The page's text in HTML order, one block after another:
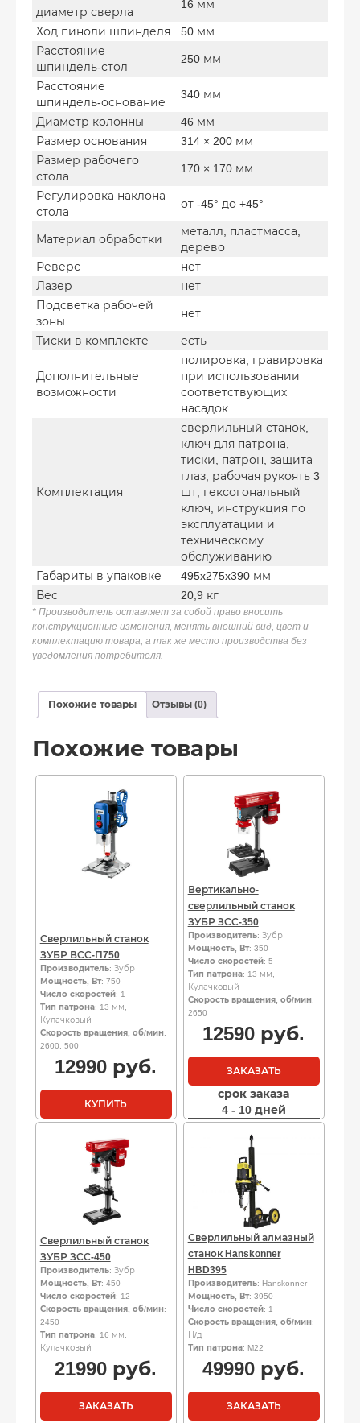
диаметр сверла
16 мм
Ход пиноли шпинделя
50 мм
Расстояние
шпиндель-стол
250 мм
Расстояние
шпиндель-основание
340 мм
Диаметр колонны
46 мм
Размер основания
314 × 200 мм
Размер рабочего
стола
170 × 170 мм
Регулировка наклона
стола
от -45° до +45°
Материал обработки
металл, пластмасса,
дерево
Реверс
нет
Лазер
нет
Подсветка рабочей
зоны
нет
Тиски в комплекте есть
Дополнительные
возможности
полировка, гравировка
при использовании
соответствующих
насадок
Комплектация
сверлильный станок,
ключ для патрона,
тиски, патрон, защита
глаз, рабочая рукоять 3
шт, гексогональный
ключ, инструкция по
эксплуатации и
техническому
обслуживанию
Габариты в упаковке
495x275x390 мм
Вес
20,9 кг
* Производитель оставляет за собой право вносить
конструкционные изменения, менять внешний вид, цвет и
комплектацию товара, а так же место производства без
уведомления потребителя.
Похожие товары Отзывы (0)
Похожие товары
Сверлильный станок
ЗУБР ВСС-П750
Производитель: Зубр
Мощность, Вт: 750
Число скоростей: 1
Тип патрона: 13 мм,
Кулачковый
Скорость вращения, об/мин:
2600, 500
12990 руб.
КУПИТЬ
Вертикально-
сверлильный станок
ЗУБР ЗСС-350
Производитель: Зубр
Мощность, Вт: 350
Число скоростей: 5
Тип патрона: 13 мм,
Кулачковый
Скорость вращения, об/мин:
2650
12590 руб.
ЗАКАЗАТЬ
срок заказа
4 - 10 дней
Сверлильный станок
ЗУБР ЗСС-450
Производитель: Зубр
Мощность, Вт: 450
Число скоростей: 12
Скорость вращения, об/мин:
2450
Тип патрона: 16 мм,
Кулачковый
21990 руб.
ЗАКАЗАТЬ
Сверлильный алмазный
станок Hanskonner
HBD395
Производитель: Hanskonner
Мощность, Вт: 3950
Число скоростей: 1
Скорость вращения, об/мин:
Н/д
Тип патрона: M22
49990 руб.
ЗАКАЗАТЬ